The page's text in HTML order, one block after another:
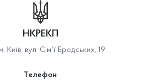
НКРЕКП
Київ, вул. Сімʼї Бродських, 19
Телефон